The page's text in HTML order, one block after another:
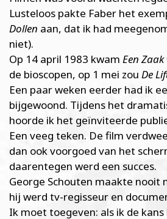
Lusteloos pakte Faber het
Dollen aan, dat ik had
niet).
Op 14 april 1983 kwam Een
de bioscopen, op 1 mei zou De
Een paar weken eerder had ik
bijgewoond. Tijdens het
hoorde ik het geïnviteerde
Een veeg teken. De film
dan ook voorgoed van het
daarentegen werd een succes.
George Schouten maakte nooit
hij werd tv-regisseur en
Ik moet toegeven: als ik de